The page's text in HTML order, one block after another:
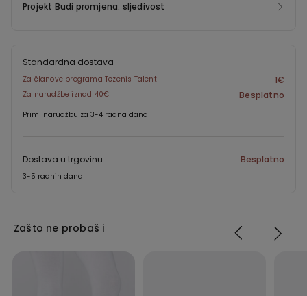
Projekt Budi promjena: sljedivost
Standardna dostava
Za članove programa Tezenis Talent 1€
Za narudžbe iznad 40€ Besplatno
Primi narudžbu za 3-4 radna dana
Dostava u trgovinu Besplatno
3-5 radnih dana
Zašto ne probaš i